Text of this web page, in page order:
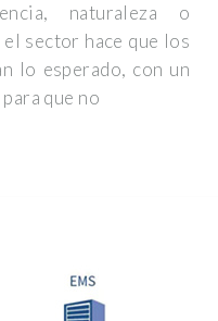
naturaleza o
sector hace que los
lo esperado, con un
que no